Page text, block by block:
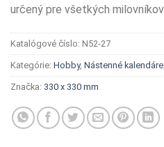
určený pre všetkých
Katalógové číslo: N52-27
Kategórie: Hobby, Nástenné kalendáre
Značka: 330 x 330 mm